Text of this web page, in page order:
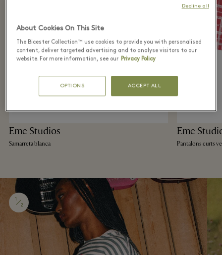
Eme Studios
Samarreta blanca
Eme
Pantalons curts
1
2
About Cookies On This Site
The Bicester Collection™ use cookies to provide you with personalised
content, deliver targeted advertising and to analyse visitors to our
website. For more information, see our Privacy Policy
OPTIONS ACCEPT ALL
Decline all